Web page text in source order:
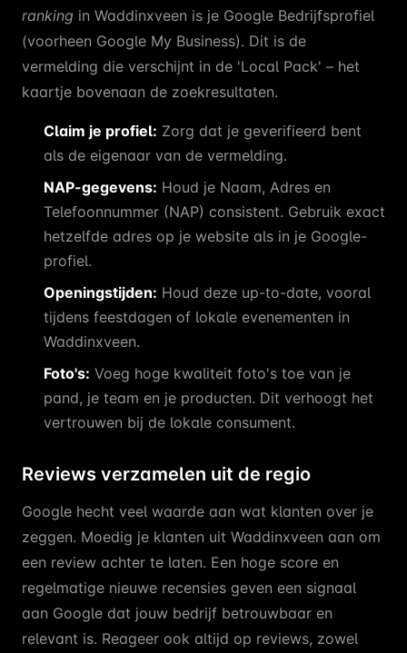
ranking in Waddinxveen is je Google Bedrijfsprofiel
(voorheen Google My Business). Dit is de
vermelding die verschijnt in de 'Local Pack' – het
kaartje bovenaan de zoekresultaten.
Claim je profiel: Zorg dat je geverifieerd bent
als de eigenaar van de vermelding.
NAP-gegevens: Houd je Naam, Adres en
Telefoonnummer (NAP) consistent. Gebruik exact
hetzelfde adres op je website als in je Google-
profiel.
Openingstijden: Houd deze up-to-date, vooral
tijdens feestdagen of lokale evenementen in
Waddinxveen.
Foto's: Voeg hoge kwaliteit foto's toe van je
pand, je team en je producten. Dit verhoogt het
vertrouwen bij de lokale consument.
Reviews verzamelen uit de regio
Google hecht veel waarde aan wat klanten over je
zeggen. Moedig je klanten uit Waddinxveen aan om
een review achter te laten. Een hoge score en
regelmatige nieuwe recensies geven een signaal
aan Google dat jouw bedrijf betrouwbaar en
relevant is. Reageer ook altijd op reviews, zowel